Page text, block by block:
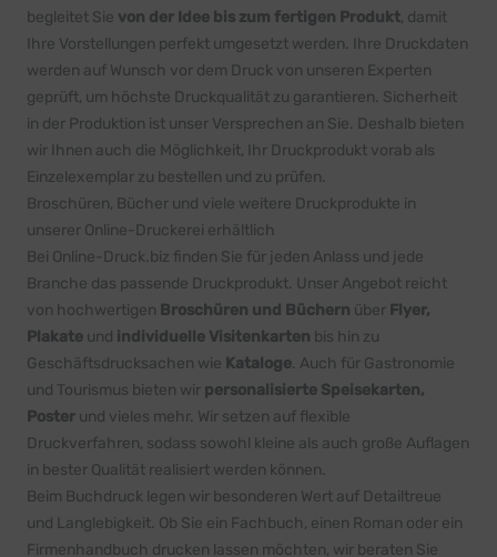
begleitet Sie von der Idee bis zum fertigen Produkt, damit
Ihre Vorstellungen perfekt umgesetzt werden. Ihre Druckdaten
werden auf Wunsch vor dem Druck von unseren Experten
geprüft, um höchste Druckqualität zu garantieren. Sicherheit
in der Produktion ist unser Versprechen an Sie. Deshalb bieten
wir Ihnen auch die Möglichkeit, Ihr Druckprodukt vorab als
Einzelexemplar zu bestellen und zu prüfen.
Broschüren, Bücher und viele weitere Druckprodukte in
unserer Online-Druckerei erhältlich
Bei Online-Druck.biz finden Sie für jeden Anlass und jede
Branche das passende Druckprodukt. Unser Angebot reicht
von hochwertigen Broschüren und Büchern über Flyer,
Plakate und individuelle Visitenkarten bis hin zu
Geschäftsdrucksachen wie Kataloge. Auch für Gastronomie
und Tourismus bieten wir personalisierte Speisekarten,
Poster und vieles mehr. Wir setzen auf flexible
Druckverfahren, sodass sowohl kleine als auch große Auflagen
in bester Qualität realisiert werden können.
Beim Buchdruck legen wir besonderen Wert auf Detailtreue
und Langlebigkeit. Ob Sie ein Fachbuch, einen Roman oder ein
Firmenhandbuch drucken lassen möchten, wir beraten Sie